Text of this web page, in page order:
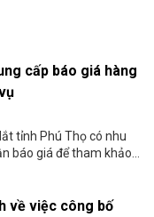
cấp báo giá hàng
tỉnh Phú Thọ có nhu
báo giá để tham khảo,
về việc công bố